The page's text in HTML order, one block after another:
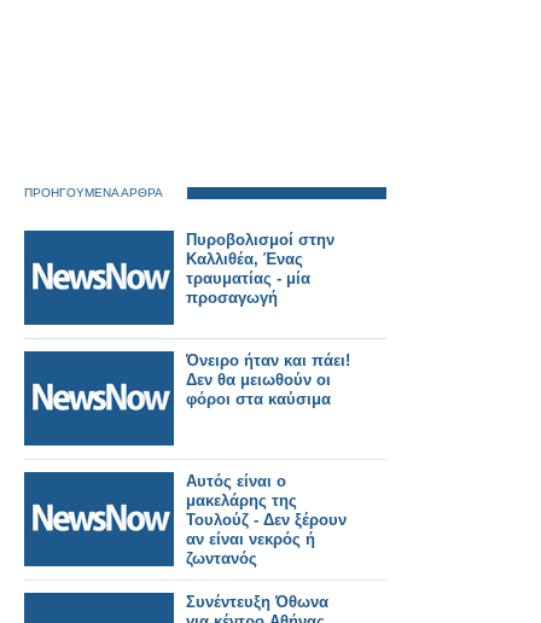
ΠΡΟΗΓΟΥΜΕΝΑ ΑΡΘΡΑ
Πυροβολισμοί στην
Καλλιθέα, Ένας
τραυματίας - μία
προσαγωγή
Όνειρο ήταν και πάει!
Δεν θα μειωθούν οι
φόροι στα καύσιμα
Αυτός είναι ο
μακελάρης της
Τουλούζ - Δεν ξέρουν
αν είναι νεκρός ή
ζωντανός
Συνέντευξη Όθωνα